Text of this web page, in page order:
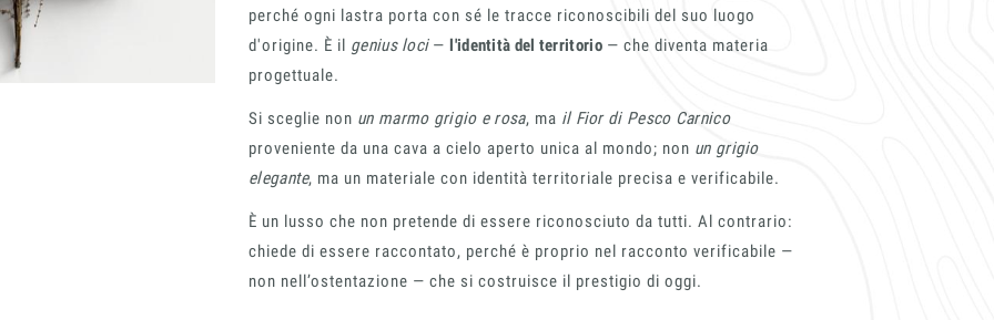
perché ogni lastra porta con sé le tracce riconoscibili del suo luogo
d'origine. È il genius loci— l'identità del territorio— che diventa materia
progettuale.
Si sceglie non un marmo grigio e rosa, ma il Fior di Pesco Carnico
proveniente da una cava a cielo aperto unica al mondo; non un grigio
elegante, ma un materiale con identità territoriale precisa e verificabile.
È un lusso che non pretende di essere riconosciuto da tutti. Al contrario:
chiede di essere raccontato, perché è proprio nel racconto verificabile —
non nell’ostentazione — che si costruisce il prestigio di oggi.
Messaggio
Privacy Policy*